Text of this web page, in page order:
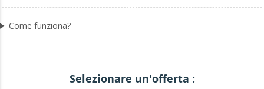
Come funziona?
Selezionare un'offerta :